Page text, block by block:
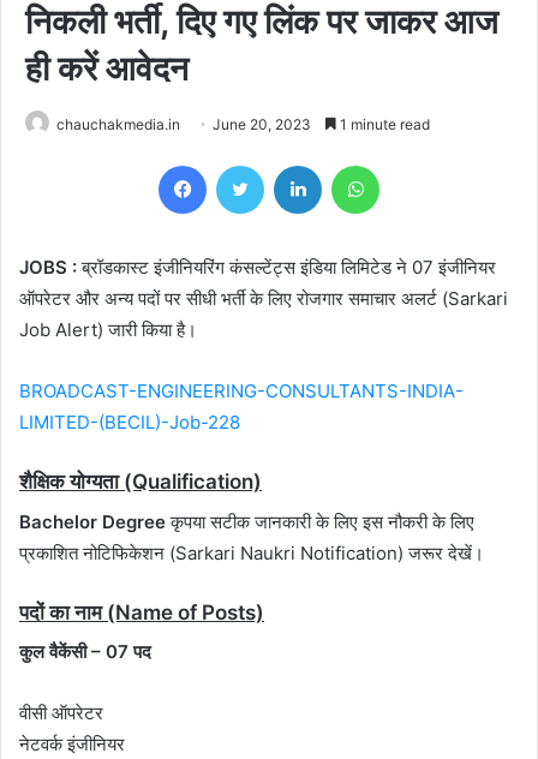
निकली भर्ती, दिए गए लिंक पर जाकर आज
ही करें आवेदन
chauchakmedia.in June 20, 2023 1 minute read
FacebookTwitter LinkedIn
JOBS :ब्रॉडकास्ट इंजीनियरिंग कंसल्टेंट्स इंडिया लिमिटेड ने 07 इंजीनियर
ऑपरेटर और अन्य पदों पर सीधी भर्ती के लिए रोजगार समाचार अलर्ट (Sarkari
Job Alert) जारी किया है।
BROADCAST-ENGINEERING-CONSULTANTS-INDIA-
LIMITED-(BECIL)-Job-228
शैक्षिक योग्यता (Qualification)
Bachelor Degreeकृपया सटीक जानकारी के लिए इस नौकरी के लिए
प्रकाशित नोटिफिकेशन (Sarkari Naukri Notification) जरूर देखें।
पदों का नाम (Name of Posts)
कुल वैकेंसी – 07 पद
वीसी ऑपरेटर
नेटवर्क इंजीनियर